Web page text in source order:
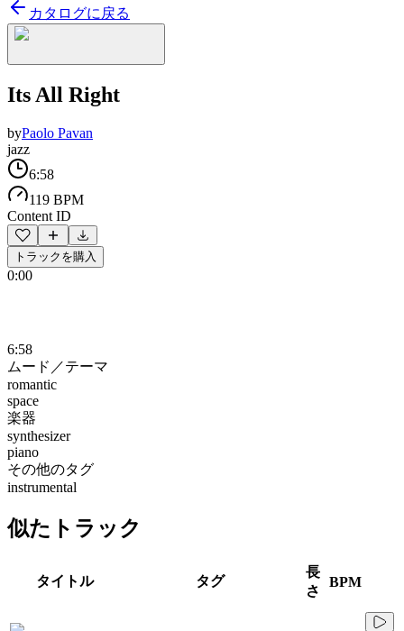
カタログに戻る
Its All Right
byPaolo Pavan
jazz
6:58
119 BPM
Content ID
トラックを購入
0:00
6:58
ムード／テーマ
romantic
space
楽器
synthesizer
piano
その他のタグ
instrumental
似たトラック
タイトル タグ
長
さ
BPM